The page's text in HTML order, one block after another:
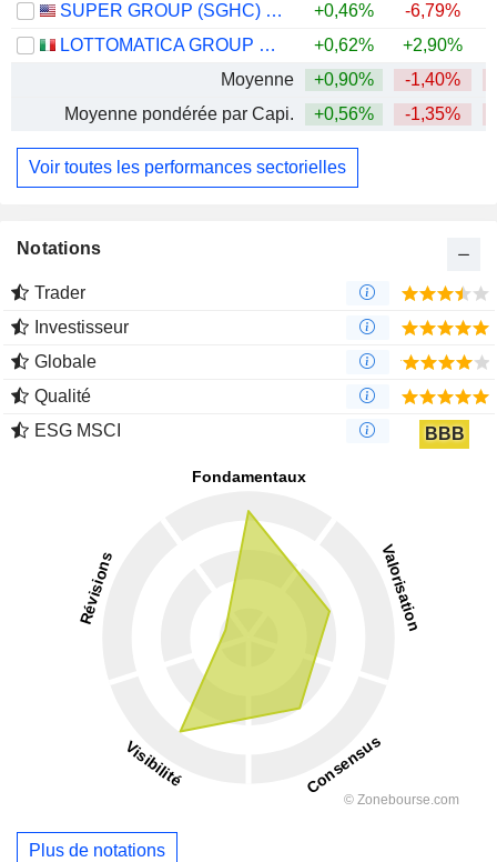
SUPER GROUP (SGHC) LIMITED
+0,46% -6,79%
LOTTOMATICA GROUP S.P.A.
+0,62% +2,90%
Moyenne
+0,90% -1,40%
Moyenne pondérée par Capi.
+0,56% -1,35%
Voir toutes les performances sectorielles
Notations
Trader
Investisseur
Globale
Qualité
ESG MSCI
BBB
Plus de notations